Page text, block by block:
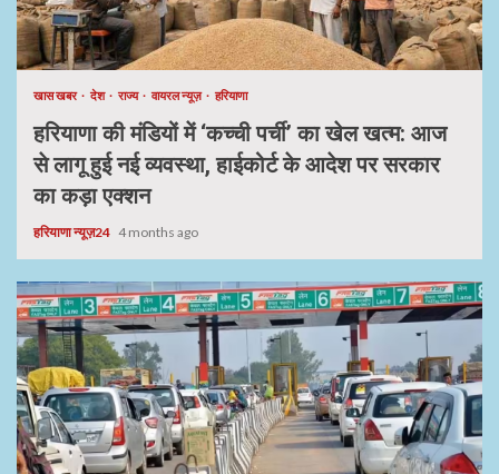
खास खबर देश राज्य वायरल न्यूज़ हरियाणा
हरियाणा की मंडियों में ‘कच्ची पर्ची’ का खेल खत्म: आज
से लागू हुई नई व्यवस्था, हाईकोर्ट के आदेश पर सरकार
का कड़ा एक्शन
हरियाणा न्यूज़24 4 months ago